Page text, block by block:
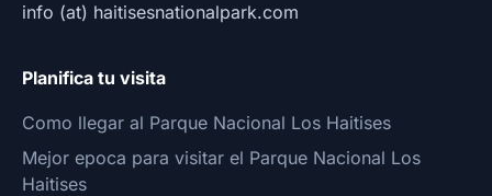
info (at) haitisesnationalpark.com
Planifica tu visita
Como llegar al Parque Nacional Los Haitises
Mejor epoca para visitar el Parque Nacional Los
Haitises